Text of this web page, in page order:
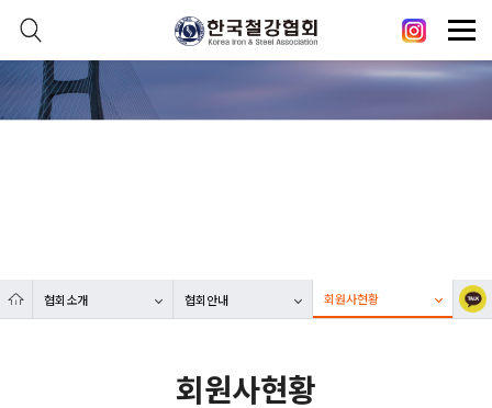
닫기
열기
협회소개 협회안내 회원사현황
회원사현황